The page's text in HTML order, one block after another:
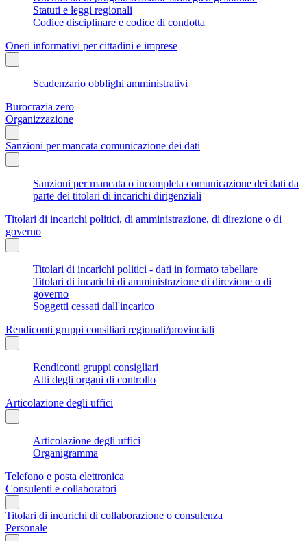
Statuti e leggi regionali
Codice disciplinare e codice di condotta
Oneri informativi per cittadini e imprese
Scadenzario obblighi amministrativi
Burocrazia zero
Organizzazione
Sanzioni per mancata comunicazione dei dati
Sanzioni per mancata o incompleta comunicazione dei dati da
parte dei titolari di incarichi dirigenziali
Titolari di incarichi politici, di amministrazione, di direzione o di
governo
Titolari di incarichi politici - dati in formato tabellare
Titolari di incarichi di amministrazione di direzione o di
governo
Soggetti cessati dall'incarico
Rendiconti gruppi consiliari regionali/provinciali
Rendiconti gruppi consigliari
Atti degli organi di controllo
Articolazione degli uffici
Articolazione degli uffici
Organigramma
Telefono e posta elettronica
Consulenti e collaboratori
Titolari di incarichi di collaborazione o consulenza
Personale